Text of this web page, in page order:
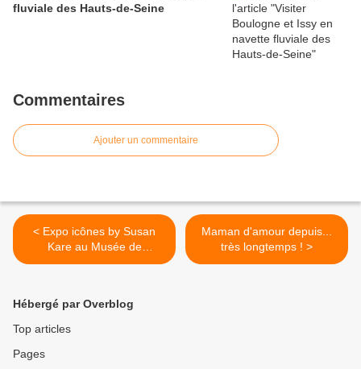
fluviale des Hauts-de-Seine
Commentaires
Ajouter un commentaire
< Expo icônes by Susan
Kare au Musée de
l'imprimerie Lyon
Maman d'amour depuis...
très longtemps ! >
Hébergé par Overblog
Top articles
Pages